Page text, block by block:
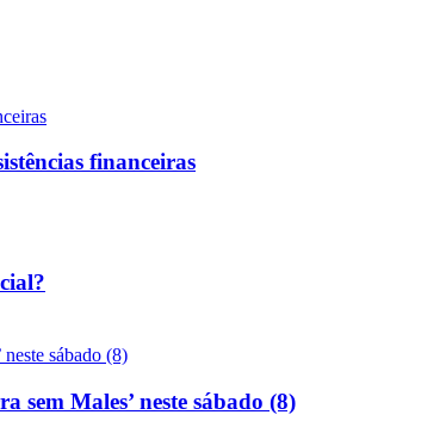
financeiras
sem Males’ neste sábado (8)